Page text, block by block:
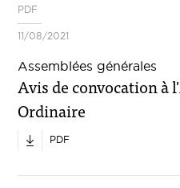
PDF
11/08/2021
Assemblées générales
Avis de convocation à
Ordinaire
PDF